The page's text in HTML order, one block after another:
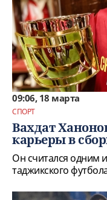
09:06, 18 марта
СПОРТ
Вахдат
карьеры в
Он считался одним
таджикского